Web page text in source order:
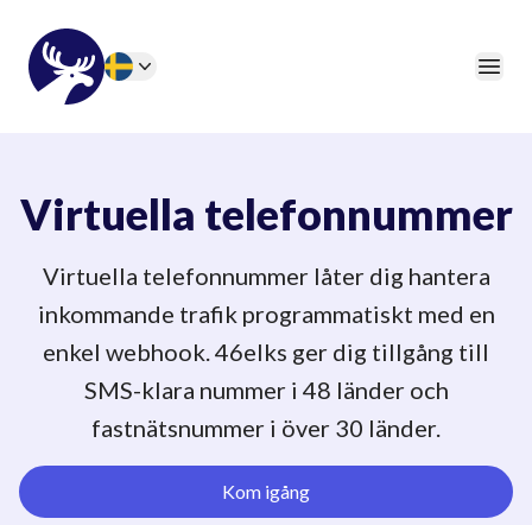
46elks
Virtuella telefonnummer
Virtuella telefonnummer låter dig hantera
inkommande trafik programmatiskt med en
enkel webhook. 46elks ger dig tillgång till
SMS-klara nummer i 48 länder och
fastnätsnummer i över 30 länder.
Kom igång